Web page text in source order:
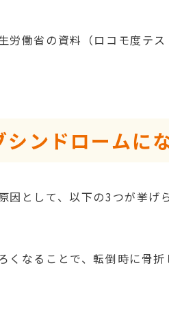
労働省の資料（ロコモ度テス
シンドロームに
因として、以下の3つが挙げら
くなることで、転倒時に骨折